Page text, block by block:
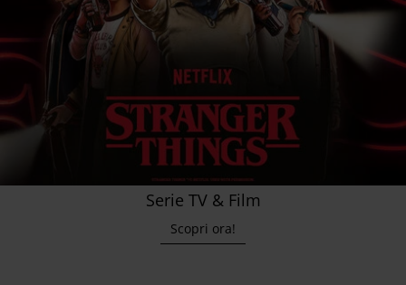
Serie TV & Film
Scopri ora!